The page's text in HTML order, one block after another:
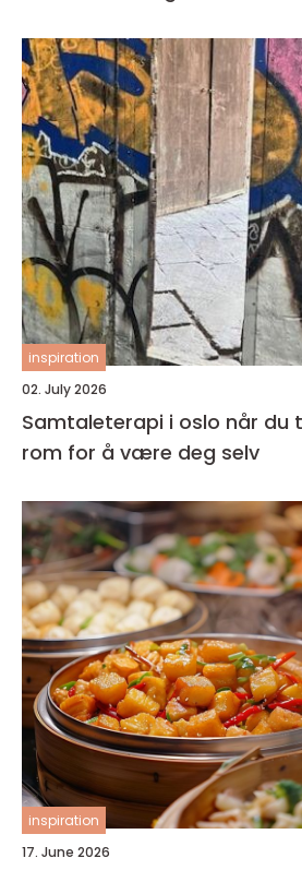
inspiration
02. July 2026
Samtaleterapi i oslo når du trenger et trygt
rom for å være deg selv
inspiration
17. June 2026